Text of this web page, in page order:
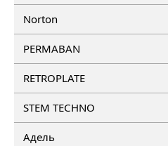
Norton
PERMABAN
RETROPLATE
STEM TECHNO
Адель